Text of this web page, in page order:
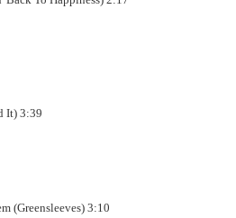
It) 3:39
(Greensleeves) 3:10